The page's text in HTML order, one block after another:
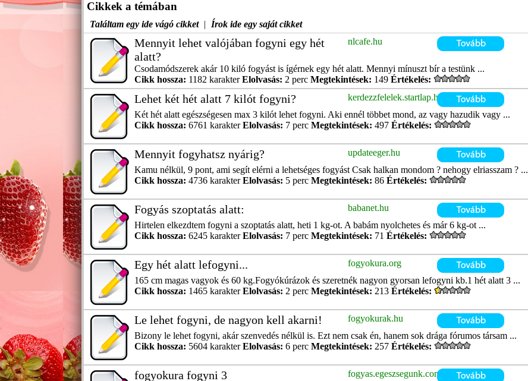
Cikkek a témában
Találtam egy ide vágó cikket | Írok ide egy saját cikket
Mennyit lehet valójában fogyni egy hét
alatt?
nlcafe.hu
Csodamódszerek akár 10 kiló fogyást is ígérnek egy hét alatt. Mennyi mínuszt bír a testünk ...
Cikk hossza: 1182 karakterElolvasás: 2 perc Megtekintések: 149 Értékelés:
Lehet két hét alatt 7 kilót fogyni?
kerdezzfelelek.startlap.hu
Két hét alatt egészségesen max 3 kilót lehet fogyni. Aki ennél többet mond, az vagy hazudik vagy ...
Cikk hossza: 6761 karakterElolvasás: 7 perc Megtekintések: 497 Értékelés:
Mennyit fogyhatsz nyárig?
updateeger.hu
Kamu nélkül, 9 pont, ami segít elérni a lehetséges fogyást Csak halkan mondom ? nehogy elriasszam ? ...
Cikk hossza: 4736 karakterElolvasás: 5 perc Megtekintések: 86 Értékelés:
Fogyás szoptatás alatt:
babanet.hu
Hirtelen elkezdtem fogyni a szoptatás alatt, heti 1 kg-ot. A babám nyolchetes és már 6 kg-ot ...
Cikk hossza: 6245 karakterElolvasás: 7 perc Megtekintések: 71 Értékelés:
Egy hét alatt lefogyni...
fogyokura.org
165 cm magas vagyok és 60 kg.Fogyókúrázok és szeretnék nagyon gyorsan lefogyni kb.1 hét alatt 3 ...
Cikk hossza: 1465 karakterElolvasás: 2 perc Megtekintések: 213 Értékelés:
Le lehet fogyni, de nagyon kell akarni!
fogyokurak.hu
Bizony le lehet fogyni, akár szenvedés nélkül is. Ezt nem csak én, hanem sok drága fórumos társam ...
Cikk hossza: 5604 karakterElolvasás: 6 perc Megtekintések: 257 Értékelés:
fogyokura fogyni 3
fogyas.egeszsegunk.com